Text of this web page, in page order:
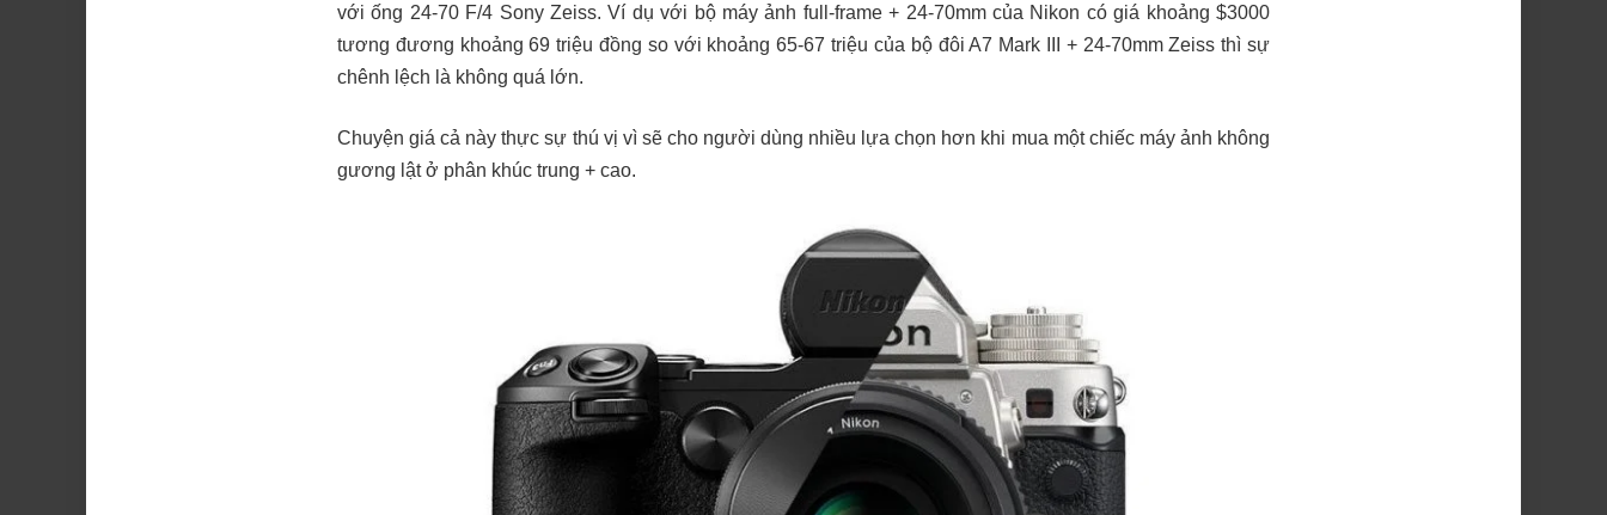
với ống 24-70 F/4 Sony Zeiss. Ví dụ với bộ máy ảnh full-frame + 24-70mm của Nikon có giá khoảng $3000
tương đương khoảng 69 triệu đồng so với khoảng 65-67 triệu của bộ đôi A7 Mark III + 24-70mm Zeiss thì sự
chênh lệch là không quá lớn.
Chuyện giá cả này thực sự thú vị vì sẽ cho người dùng nhiều lựa chọn hơn khi mua một chiếc máy ảnh không
gương lật ở phân khúc trung + cao.